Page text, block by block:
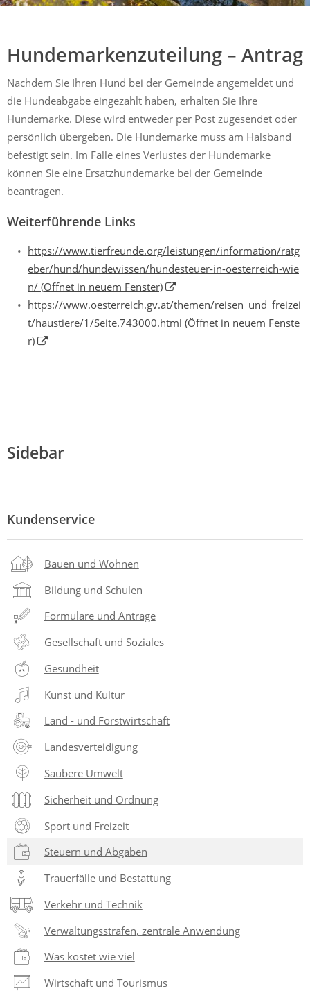
Hundemarkenzuteilung – Antrag
Nachdem Sie Ihren Hund bei der Gemeinde angemeldet und
die Hundeabgabe eingezahlt haben, erhalten Sie Ihre
Hundemarke. Diese wird entweder per Post zugesendet oder
persönlich übergeben. Die Hundemarke muss am Halsband
befestigt sein. Im Falle eines Verlustes der Hundemarke
können Sie eine Ersatzhundemarke bei der Gemeinde
beantragen.
Weiterführende Links
https://www.tierfreunde.org/leistungen/information/ratg
eber/hund/hundewissen/hundesteuer-in-oesterreich-wie
n/ (Öffnet in neuem Fenster)
https://www.oesterreich.gv.at/themen/reisen_und_freizei
t/haustiere/1/Seite.743000.html (Öffnet in neuem Fenste
r)
Sidebar
Kundenservice
Bauen und Wohnen
Bildung und Schulen
Formulare und Anträge
Gesellschaft und Soziales
Gesundheit
Kunst und Kultur
Land - und Forstwirtschaft
Landesverteidigung
Saubere Umwelt
Sicherheit und Ordnung
Sport und Freizeit
Steuern und Abgaben
Trauerfälle und Bestattung
Verkehr und Technik
Verwaltungsstrafen, zentrale Anwendung
Was kostet wie viel
Wirtschaft und Tourismus